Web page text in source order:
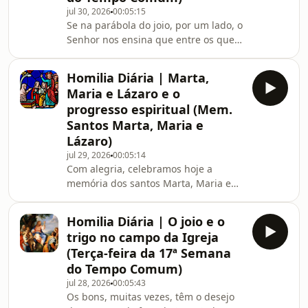
por isso ser desprezadas à medida
que se tornam um obstáculo a essa
meta tão elevada. Se não tivermos
isso bem claro, a
jul 30, 202600:05:15
Se na parábola do joio, por um lado, o
Senhor nos ensina que entre os que
lançada ao mar, por outro, Ele nos
chama a atenção para o fato de que,
mesmo entre os que crêem
verdadeiramente, existem peixes
bons e peixes imprestáveis: os
primeiros serão recolhidos nos cestos
da eterna felicidade; os segundos,
arrojados na fornalh
Homilia Diária | Marta,
Maria e Lázaro e o
progresso espiritual (Mem.
Santos Marta, Maria e
Lázaro)
jul 29, 202600:05:14
Com alegria, celebramos hoje a
memória dos santos Marta, Maria e
Cada um deles, ao seu modo,
constitui como que um retrato das
etapas da vida espiritual: Maria
contemplativa, Marta ativa e Lázaro
ressuscitado para a vida nova que
Cristo deseja nos dar.Ouça a homilia
Homilia Diária | O joio e o
trigo no campo da Igreja
(Terça-feira da 17ª Semana
do Tempo Comum)
jul 28, 202600:05:43
Os bons, muitas vezes, têm o desejo